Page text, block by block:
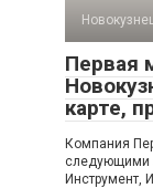
Первая
карте,
Компания
следующими
Инструмент,